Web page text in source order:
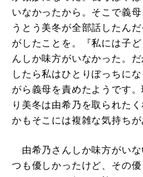
いなかったから。そこで義
うとう美冬が全部話したん
がしたことを。『私には子
んしか味方がいなかった。
したら私はひとりぼっちに
がら義母を責めたようです
り美冬は由希乃を取られた
かもそこには複雑な気持ちが
由希乃さんしか味方がいな
つも優しかったけど、その